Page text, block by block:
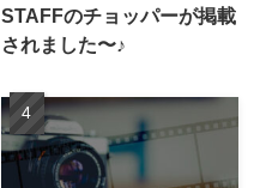
STAFFのチョッパーが掲載
されました〜♪